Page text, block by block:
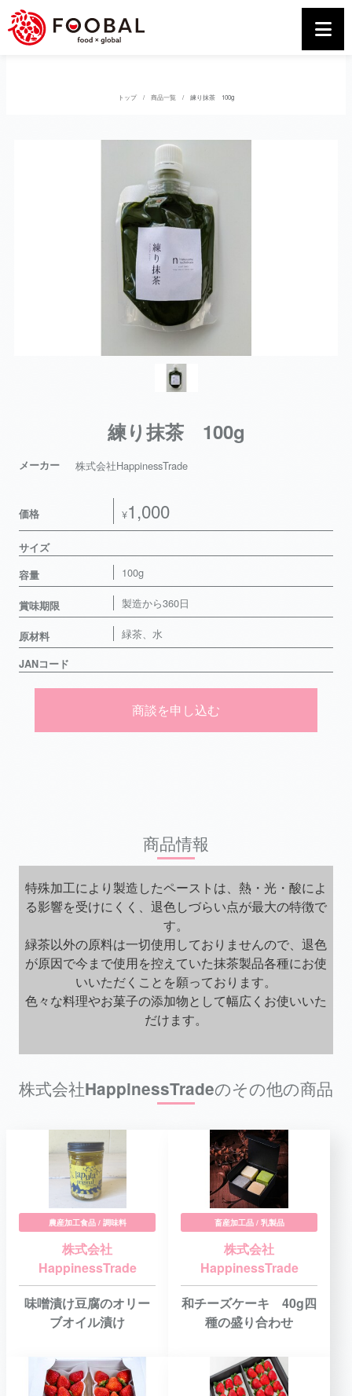
トップ 商品一覧 練り抹茶 100g
練り抹茶 100g
メーカー 株式会社HappinessTrade
価格 ¥1,000
サイズ
容量
100g
賞味期限 製造から360日
原材料 緑茶、水
JANコード
商談を申し込む
商品情報
特殊加工により製造したペーストは、熱・光・酸によ
る影響を受けにくく、退色しづらい点が最大の特徴で
す。
緑茶以外の原料は一切使用しておりませんので、退色
が原因で今まで使用を控えていた抹茶製品各種にお使
いいただくことを願っております。
色々な料理やお菓子の添加物として幅広くお使いいた
だけます。
株式会社HappinessTradeのその他の商品
農産加工食品 / 調味料
株式会社
HappinessTrade
味噌漬け豆腐のオリー
ブオイル漬け
畜産加工品 / 乳製品
株式会社
HappinessTrade
和チーズケーキ 40g四
種の盛り合わせ